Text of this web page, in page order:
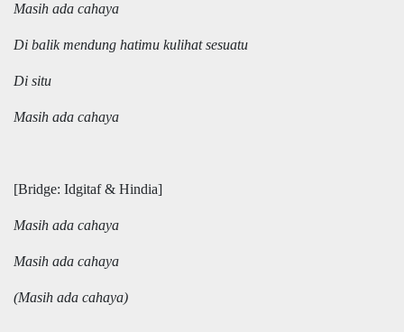
Masih ada cahaya
Di balik mendung hatimu kulihat sesuatu
Di situ
Masih ada cahaya
[Bridge: Idgitaf & Hindia]
Masih ada cahaya
Masih ada cahaya
(Masih ada cahaya)